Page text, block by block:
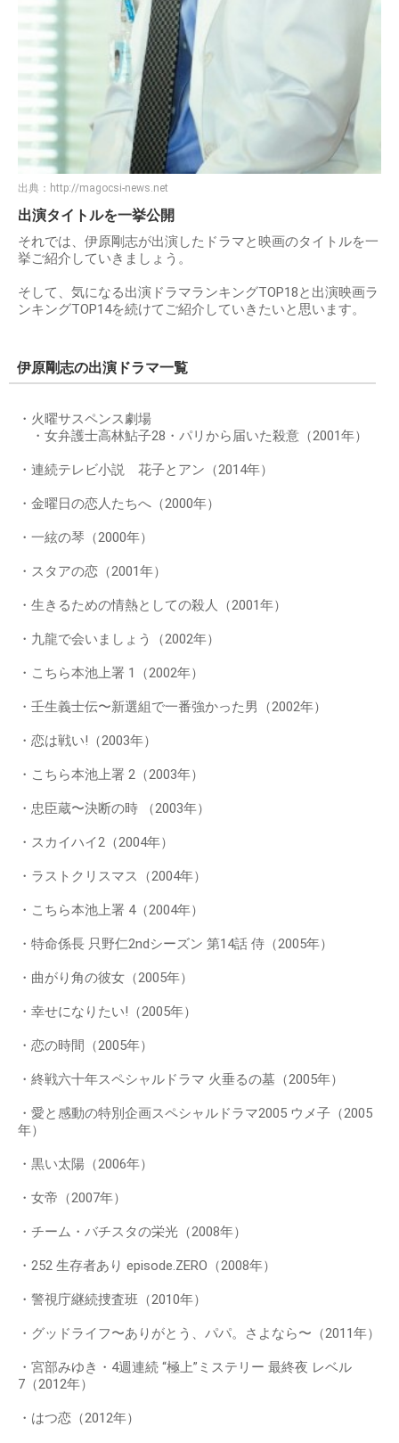
出典： http://magocsi-news.net
出演タイトルを一挙公開
それでは、伊原剛志が出演したドラマと映画のタイトルを一
挙ご紹介していきましょう。
そして、気になる出演ドラマランキングTOP18と出演映画ラ
ンキングTOP14を続けてご紹介していきたいと思います。
伊原剛志の出演ドラマ一覧
・火曜サスペンス劇場
・女弁護士高林鮎子28・パリから届いた殺意（2001年）
・連続テレビ小説 花子とアン（2014年）
・金曜日の恋人たちへ（2000年）
・一絃の琴（2000年）
・スタアの恋（2001年）
・生きるための情熱としての殺人（2001年）
・九龍で会いましょう（2002年）
・こちら本池上署 1（2002年）
・壬生義士伝〜新選組で一番強かった男（2002年）
・恋は戦い!（2003年）
・こちら本池上署 2（2003年）
・忠臣蔵〜決断の時 （2003年）
・スカイハイ2（2004年）
・ラストクリスマス（2004年）
・こちら本池上署 4（2004年）
・特命係長 只野仁2ndシーズン 第14話 侍（2005年）
・曲がり角の彼女（2005年）
・幸せになりたい!（2005年）
・恋の時間（2005年）
・終戦六十年スペシャルドラマ 火垂るの墓（2005年）
・愛と感動の特別企画スペシャルドラマ2005 ウメ子（2005
年）
・黒い太陽（2006年）
・女帝（2007年）
・チーム・バチスタの栄光（2008年）
・252 生存者あり episode.ZERO（2008年）
・警視庁継続捜査班（2010年）
・グッドライフ〜ありがとう、パパ。さよなら〜（2011年）
・宮部みゆき・4週連続 “極上”ミステリー 最終夜 レベル
7（2012年）
・はつ恋（2012年）